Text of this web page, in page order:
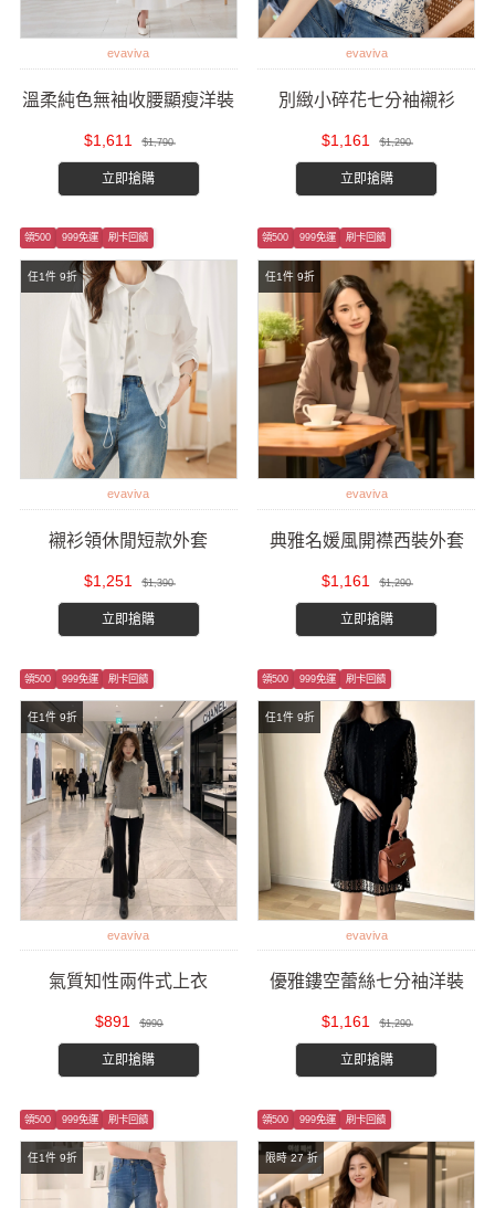
evaviva
溫柔純色無袖收腰顯瘦洋裝
$1,611 $1,790
立即搶購
evaviva
別緻小碎花七分袖襯衫
$1,161 $1,290
立即搶購
任1件 9折
領500 999免運 刷卡回饋
evaviva
襯衫領休閒短款外套
$1,251 $1,390
立即搶購
任1件 9折
領500 999免運 刷卡回饋
evaviva
典雅名媛風開襟西裝外套
$1,161 $1,290
立即搶購
任1件 9折
領500 999免運 刷卡回饋
evaviva
氣質知性兩件式上衣
$891 $990
立即搶購
任1件 9折
領500 999免運 刷卡回饋
evaviva
優雅鏤空蕾絲七分袖洋裝
$1,161 $1,290
立即搶購
任1件 9折
領500 999免運 刷卡回饋
限時 27 折
領500 999免運 刷卡回饋